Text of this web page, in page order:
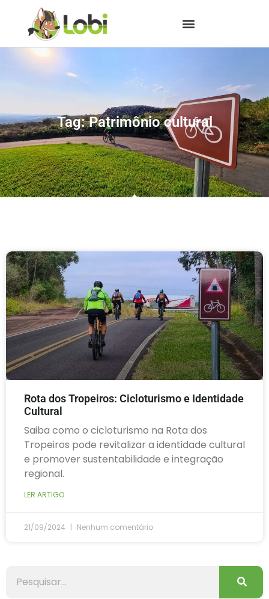
Tag: Patrimônio cultural
Rota dos Tropeiros: Cicloturismo e Identidade
Cultural
Saiba como o cicloturismo na Rota dos
Tropeiros pode revitalizar a identidade cultural
e promover sustentabilidade e integração
regional.
LER ARTIGO
21/09/2024 Nenhum comentário